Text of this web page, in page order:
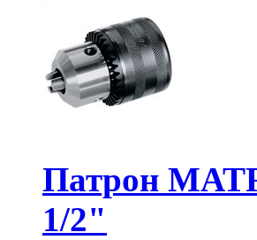
Патрон
1/2"